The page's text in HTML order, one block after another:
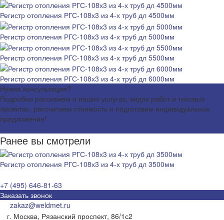
Регистр отопления РГС-108х3 из 4-х труб дл 4500мм
Регистр отопления РГС-108х3 из 4-х труб дл 5000мм
Регистр отопления РГС-108х3 из 4-х труб дл 5500мм
Регистр отопления РГС-108х3 из 4-х труб дл 6000мм
Нужна консультация?
Подробно расскажем о наших услугах, видах работ и типовых
проектах, рассчитаем стоимость и подготовим индивидуальное
предложение!
Ранее вы смотрели
Регистр отопления РГС-108х3 из 4-х труб дл 3500мм
+7 (495) 646-81-63
Заказать звонок
zakaz@weldmet.ru
г. Москва, Рязанский проспект, 86/1с2